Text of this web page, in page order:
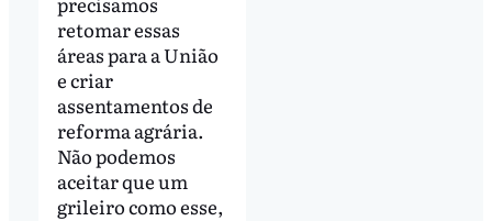
retomar essas
áreas para a União
e criar
assentamentos de
reforma agrária.
Não podemos
aceitar que um
grileiro como esse,